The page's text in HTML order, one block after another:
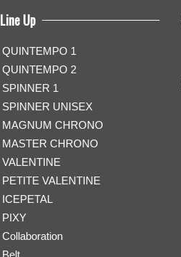
Line Up
QUINTEMPO 1
QUINTEMPO 2
SPINNER 1
SPINNER UNISEX
MAGNUM CHRONO
MASTER CHRONO
VALENTINE
PETITE VALENTINE
ICEPETAL
PIXY
Collaboration
Belt